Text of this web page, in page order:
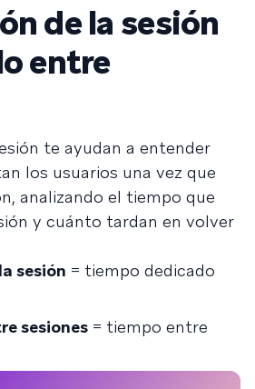
de la sesión
entre
te ayudan a entender
los usuarios una vez que
analizando el tiempo que
y cuánto tardan en volver
sesión = tiempo dedicado
sesiones = tiempo entre